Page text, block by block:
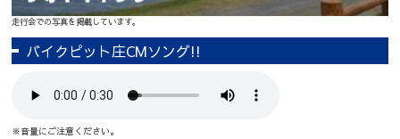
走行会での写真を掲載しています。
バイクピット庄CMソング!!
※音量にご注意ください。